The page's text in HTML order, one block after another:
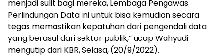
menjadi sulit bagi mereka, Lembaga Pengawas
Perlindungan Data ini untuk bisa kemudian secara
tegas memastikan kepatuhan dari pengendali data
yang berasal dari sektor publik,” ucap Wahyudi
mengutip dari KBR, Selasa, (20/9/2022).